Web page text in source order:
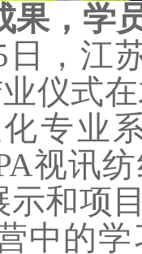
果，学
日，江
仪式
专业
视讯
示和项
中的